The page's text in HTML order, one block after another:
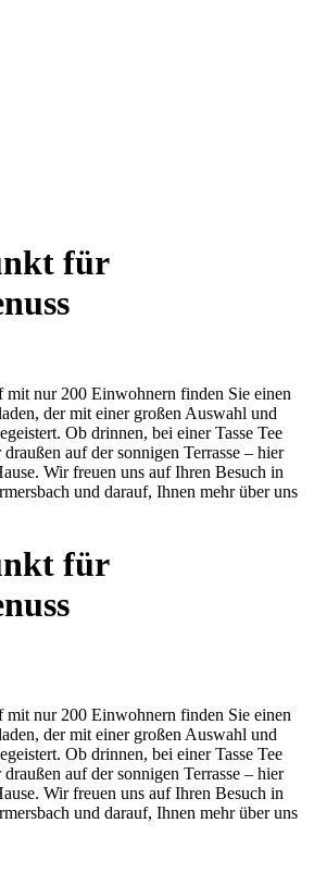
für
mit nur 200 Einwohnern finden Sie einen
der mit einer großen Auswahl und
Ob drinnen, bei einer Tasse Tee
auf der sonnigen Terrasse – hier
Wir freuen uns auf Ihren Besuch in
und darauf, Ihnen mehr über uns
für
mit nur 200 Einwohnern finden Sie einen
der mit einer großen Auswahl und
Ob drinnen, bei einer Tasse Tee
auf der sonnigen Terrasse – hier
Wir freuen uns auf Ihren Besuch in
und darauf, Ihnen mehr über uns